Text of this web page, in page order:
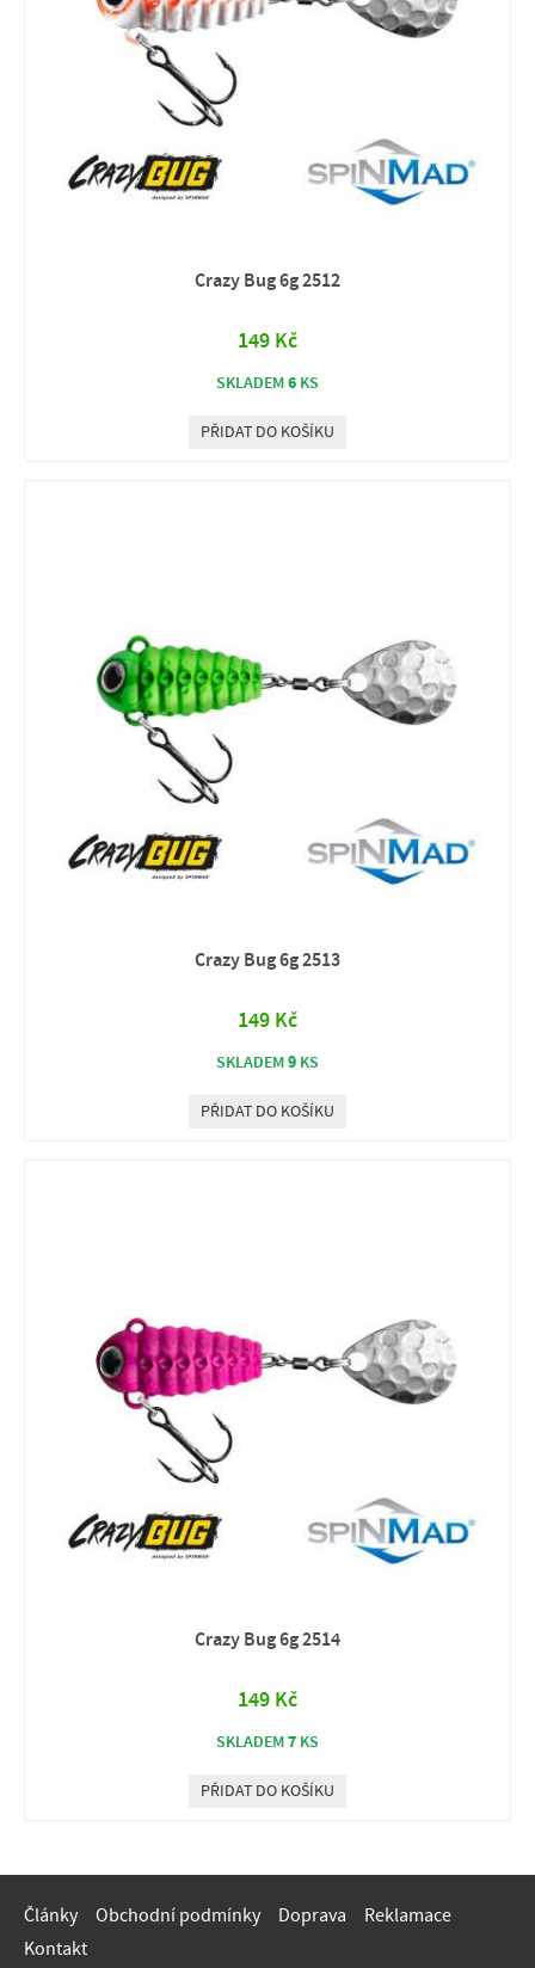
Crazy Bug 6g 2512
149 Kč
SKLADEM6 KS
PŘIDAT DO KOŠÍKU
Crazy Bug 6g 2513
149 Kč
SKLADEM9 KS
PŘIDAT DO KOŠÍKU
Crazy Bug 6g 2514
149 Kč
SKLADEM7 KS
PŘIDAT DO KOŠÍKU
Články Obchodní podmínky Doprava
Reklamace
Kontakt